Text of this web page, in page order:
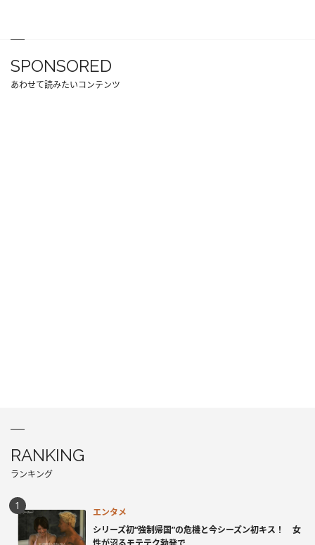
SPONSORED
あわせて読みたいコンテンツ
RANKING
ランキング
エンタメ
シリーズ初“強制帰国”の危機と今シーズン初キス！ 女